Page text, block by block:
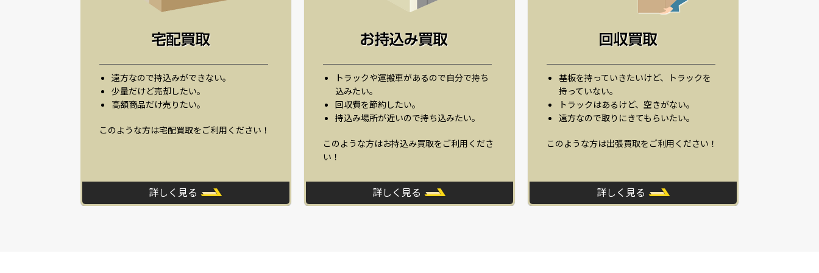
遠方なので持込みができない。
少量だけど売却したい。
高額商品だけ売りたい。
このような方は宅配買取をご利用ください！
詳しく見る
トラックや運搬車があるので自分で持ち
込みたい。
回収費を節約したい。
持込み場所が近いので持ち込みたい。
このような方はお持込み買取をご利用くださ
い！
詳しく見る
基板を持っていきたいけど、トラックを
持っていない。
トラックはあるけど、空きがない。
遠方なので取りにきてもらいたい。
このような方は出張買取をご利用ください！
詳しく見る